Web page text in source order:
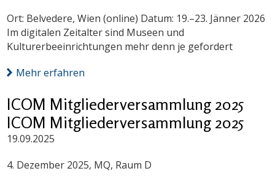
Ort: Belvedere, Wien (online) Datum: 19.–23. Jänner 2026
Im digitalen Zeitalter sind Museen und
Kulturerbeeinrichtungen mehr denn je gefordert
Mehr erfahren
ICOM Mitgliederversammlung 2025
ICOM Mitgliederversammlung 2025
19.09.2025
4. Dezember 2025, MQ, Raum D